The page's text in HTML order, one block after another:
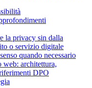
la privacy sin dalla
o servizio digitale
quando necessario
web: architettura,
DPO